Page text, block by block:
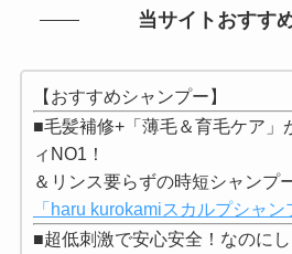
当サイトおすす
【おすすめシャンプー】
■毛髪補修+「薄毛＆育毛ケア」
ィNO1！
＆リンス要らずの時短シャンプ
「haru kurokamiスカルプシャン
■超低刺激で安心安全！なのに